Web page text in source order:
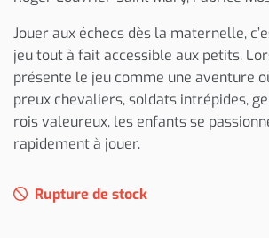
Jouer aux échecs dès la maternelle,
jeu tout à fait accessible aux petits.
présente le jeu comme une aventure
preux chevaliers, soldats intrépides,
rois valeureux, les enfants se
rapidement à jouer.
Rupture de stock